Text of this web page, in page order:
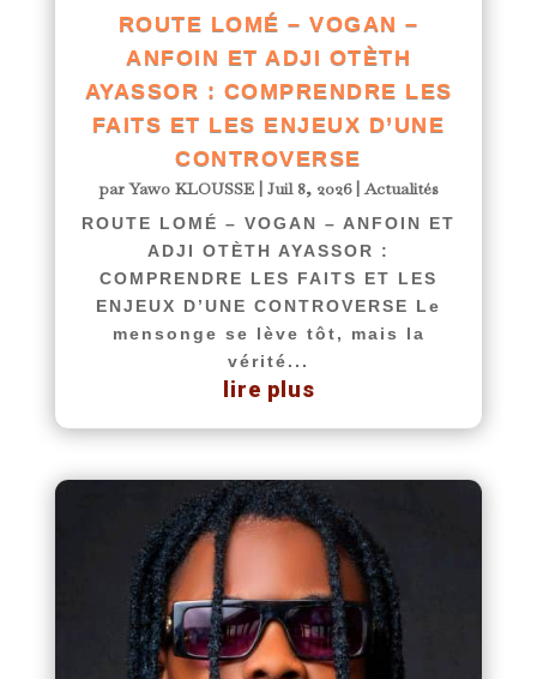
ROUTE LOMÉ – VOGAN –
ANFOIN ET ADJI OTÈTH
AYASSOR : COMPRENDRE LES
FAITS ET LES ENJEUX D’UNE
CONTROVERSE
parYawo KLOUSSE| Juil 8, 2026|Actualités
ROUTE LOMÉ – VOGAN – ANFOIN ET
ADJI OTÈTH AYASSOR :
COMPRENDRE LES FAITS ET LES
ENJEUX D’UNE CONTROVERSE Le
mensonge se lève tôt, mais la
vérité...
lire plus